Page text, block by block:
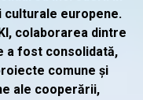
europene.
colaborarea dintre
a fost consolidată,
comune și
ale cooperării,